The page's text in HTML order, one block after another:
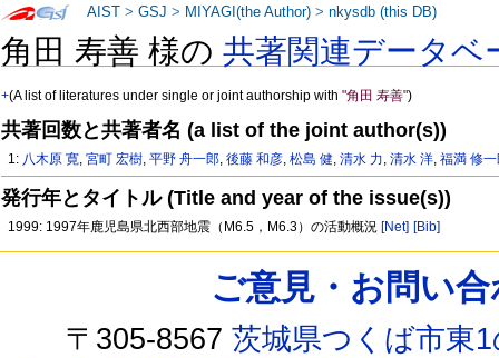
角田 寿善 様の共著関連データベ
+(A list of literatures under single or joint authorship with"角田 寿善")
共著回数と共著者名 (a list of the joint author(s))
1: 八木原 寛,宮町 宏樹,平野 舟一郎,後藤 和彦,松島 健,清水 力,清水 洋,福満 修
発行年とタイトル (Title and year of the issue(s))
1999: 1997年鹿児島県北西部地震（M6.5，M6.3）の活動概況 [Net] [Bib]
AIST >GSJ > MIYAGI(the Author) >nkysdb (this DB)
ご意見・お問い
〒305-8567茨城県つくば市東